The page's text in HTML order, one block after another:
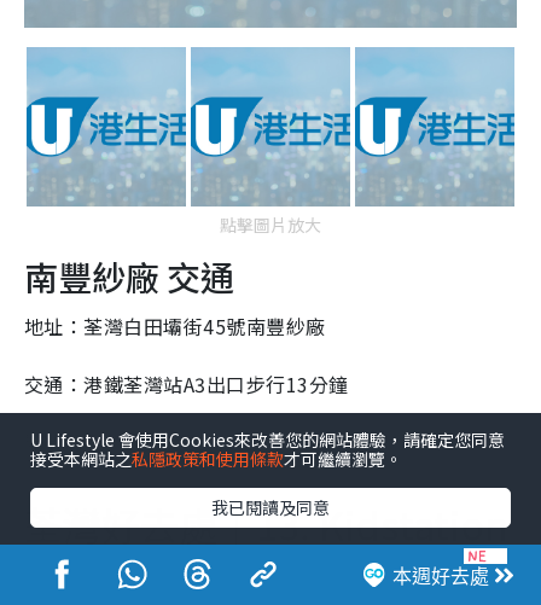
點擊圖片放大
南豐紗廠 交通
地址：荃灣白田壩街45號南豐紗廠
交通：港鐵荃灣站A3出口步行13分鐘
開放時間：10:00-22:00
荃灣好去處｜13. Kidstation
「Kidstation」位於荃灣西Plaza 88，遊樂場總佔地達
本週好去處
U Lifestyle 會使用Cookies來改善您的網站體驗，請確定您同意
接受本網站之私隱政策和使用條款才可繼續瀏覽。
我已閱讀及同意